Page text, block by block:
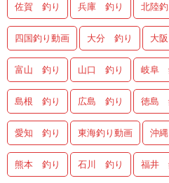
佐賀 釣り 兵庫 釣り 北陸
四国釣り動画 大分 釣り 大
富山 釣り 山口 釣り 岐阜
島根 釣り 広島 釣り 徳島
愛知 釣り 東海釣り動画 沖
熊本 釣り 石川 釣り 福井